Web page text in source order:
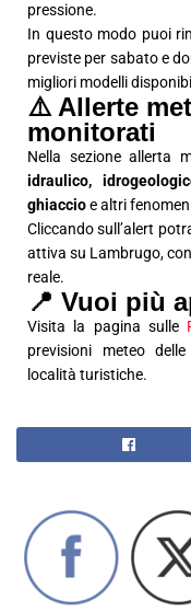
pressione.
In questo modo puoi
previste per sabato e
migliori modelli
⚠️ Allerte
monitorati
Nella sezione allerta
idraulico,
ghiaccioe altri
Cliccando sull’alert
attiva su Lambrugo,
reale.
📍 Vuoi più
Visita la pagina sulle
previsioni meteo
località turistiche.